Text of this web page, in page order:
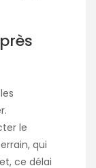
le
qui
ce délai